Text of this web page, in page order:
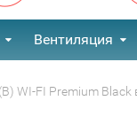
Вентиляция
WI-FI Premium